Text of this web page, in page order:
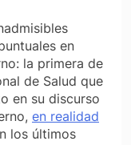
en
la primera de
de Salud que
en su discurso
en realidad
los últimos